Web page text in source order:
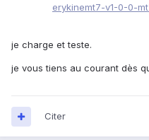
erykinemt7-v1-0-0-
je charge et teste.
je vous tiens au courant dès
Citer